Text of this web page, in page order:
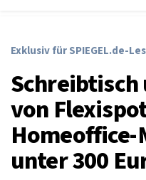
Exklusiv für SPIEGEL.de-
von
unter 300